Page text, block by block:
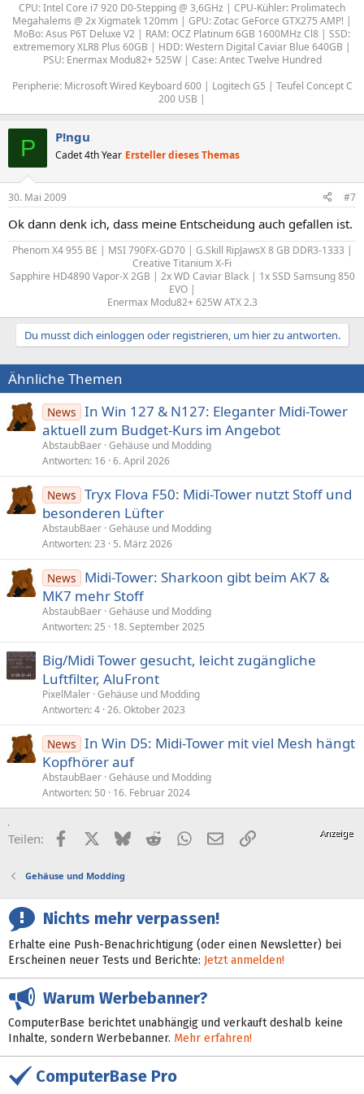
CPU: Intel Core i7 920 D0-Stepping @ 3,6GHz | CPU-Kühler: Prolimatech
Megahalems @ 2x Xigmatek 120mm | GPU: Zotac GeForce GTX275 AMP! |
MoBo: Asus P6T Deluxe V2 | RAM: OCZ Platinum 6GB 1600MHz Cl8 | SSD:
extrememory XLR8 Plus 60GB | HDD: Western Digital Caviar Blue 640GB |
PSU: Enermax Modu82+ 525W | Case: Antec Twelve Hundred
Peripherie: Microsoft Wired Keyboard 600 | Logitech G5 | Teufel Concept C
200 USB |​
P P!ngu
Cadet 4th Year Ersteller dieses Themas
30. Mai 2009 #7
Ok dann denk ich, dass meine Entscheidung auch gefallen ist.
Phenom X4 955 BE | MSI 790FX-GD70 | G.Skill RipJawsX 8 GB DDR3-1333 |
Creative Titanium X-Fi​
Sapphire HD4890 Vapor-X 2GB | 2x WD Caviar Black | 1x SSD Samsung 850
EVO |
Enermax Modu82+ 625W ATX 2.3​
Du musst dich einloggen oder registrieren, um hier zu antworten.
Ähnliche Themen
News In Win 127 & N127: Eleganter Midi-Tower
aktuell zum Budget-Kurs im Angebot
AbstaubBaer Gehäuse und Modding
Antworten 16 6. April 2026
News Tryx Flova F50: Midi-Tower nutzt Stoff und
besonderen Lüfter
AbstaubBaer Gehäuse und Modding
Antworten 23 5. März 2026
News
Midi-Tower: Sharkoon gibt beim AK7 &
MK7 mehr Stoff
AbstaubBaer Gehäuse und Modding
Antworten 25 18. September 2025
Big/Midi Tower gesucht, leicht zugängliche
Luftfilter, AluFront
PixelMaler Gehäuse und Modding
Antworten 4 26. Oktober 2023
News In Win D5: Midi-Tower mit viel Mesh hängt
Kopfhörer auf
AbstaubBaer Gehäuse und Modding
Antworten 50 16. Februar 2024
Teilen: FacebookX (Twitter)
BlueskyRedditWhatsApp
E-MailLink
Gehäuse und Modding
Nichts mehr verpassen!
Erhalte eine Push-Benachrichtigung (oder einen Newsletter) bei
Erscheinen neuer Tests und Berichte: Jetzt anmelden!
Warum Werbebanner?
ComputerBase berichtet unabhängig und verkauft deshalb keine
Inhalte, sondern Werbebanner. Mehr erfahren!
ComputerBase Pro